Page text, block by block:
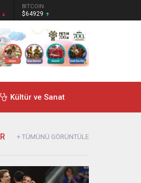
BITCOIN
$64929
Kültür ve Sanat
+ TÜMÜNÜ GÖRÜNTÜLE